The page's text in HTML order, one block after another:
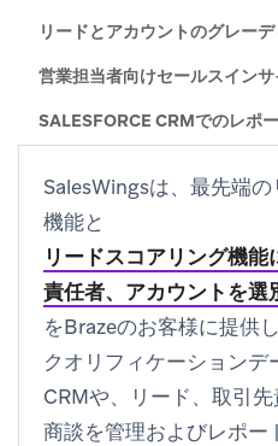
リードとアカウントのグレー
営業担当者向けセールスインサ
SALESFORCE CRMでのレポ
SalesWingsは、最先端
機能と
リードスコアリング機
責任者、アカウントを選
をBrazeのお客様に提供
クオリフィケーションデ
CRMや、リード、取引先
商談を管理およびレポー